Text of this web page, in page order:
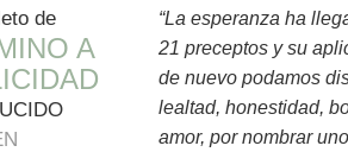
de
A
“La esperanza ha
21 preceptos y su
de nuevo podamos
lealtad, honestidad,
amor, por nombrar